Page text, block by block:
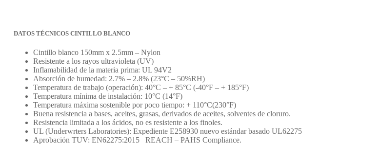
DATOS TÉCNICOS CINTILLO BLANCO
Cintillo blanco 150mm x 2.5mm – Nylon
Resistente a los rayos ultravioleta (UV)
Inflamabilidad de la materia prima: UL 94V2
Absorción de humedad: 2.7% – 2.8% (23°C – 50%RH)
Temperatura de trabajo (operación): 40°C – + 85°C (-40°F – + 185°F)
Temperatura mínima de instalación: 10°C (14°F)
Temperatura máxima sostenible por poco tiempo: + 110°C(230°F)
Buena resistencia a bases, aceites, grasas, derivados de aceites, solventes de cloruro.
Resistencia limitada a los ácidos, no es resistente a los finoles.
UL (Underwrters Laboratories): Expediente E258930 nuevo estándar basado UL62275
Aprobación TUV: EN62275:2015 REACH – PAHS Compliance.